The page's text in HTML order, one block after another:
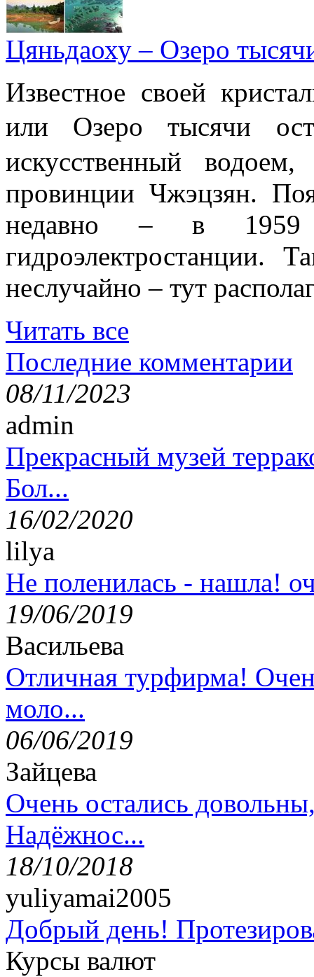
Цяньдаоху – Озеро
Известное своей
или Озеро тысячи
искусственный
провинции Чжэцзян.
недавно – в 1959
гидроэлектростанции.
неслучайно – тут
Читать все
Последние комментарии
08/11/2023
admin
Прекрасный музей
Бол...
16/02/2020
lilya
Не поленилась - нашла!
19/06/2019
Васильева
Отличная турфирма!
моло...
06/06/2019
Зайцева
Очень остались
Надёжнос...
18/10/2018
yuliyamai2005
Добрый день!
Курсы валют